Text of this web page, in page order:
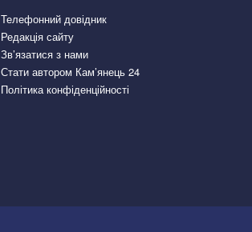
Телефонний довідник
Редакція сайту
Зв’язатися з нами
Стати автором Кам’янець 24
Політика конфіденційності